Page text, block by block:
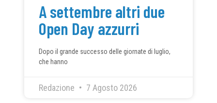
A settembre altri due
Open Day azzurri
Dopo il grande successo delle giornate di luglio,
che hanno
Redazione 7 Agosto 2026